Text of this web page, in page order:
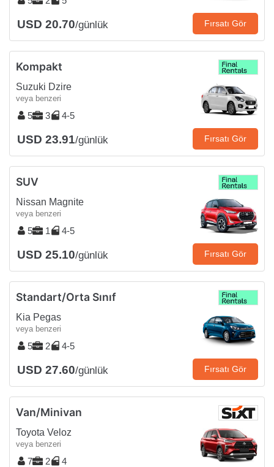
USD 20.70/günlük Fırsatı Gör
Kompakt
Suzuki Dzire
veya benzeri
5 3 4-5
USD 23.91/günlük Fırsatı Gör
SUV
Nissan Magnite
veya benzeri
5 1 4-5
USD 25.10/günlük Fırsatı Gör
Standart/Orta Sınıf
Kia Pegas
veya benzeri
5 2 4-5
USD 27.60/günlük Fırsatı Gör
Van/Minivan
Toyota Veloz
veya benzeri
7 2 4